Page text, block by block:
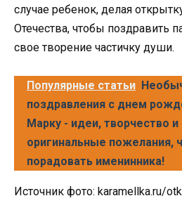
случае ребенок, делая
Отечества, чтобы поздравить
свое творение частичку души.
Популярные статьи
поздравления с днем
Марку - идеи, творчество и
оригинальные пожелания,
порадовать именинника!
Источник фото: karamellka.ru/